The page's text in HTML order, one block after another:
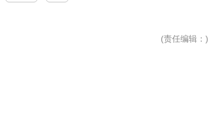
(责任编辑 ：)